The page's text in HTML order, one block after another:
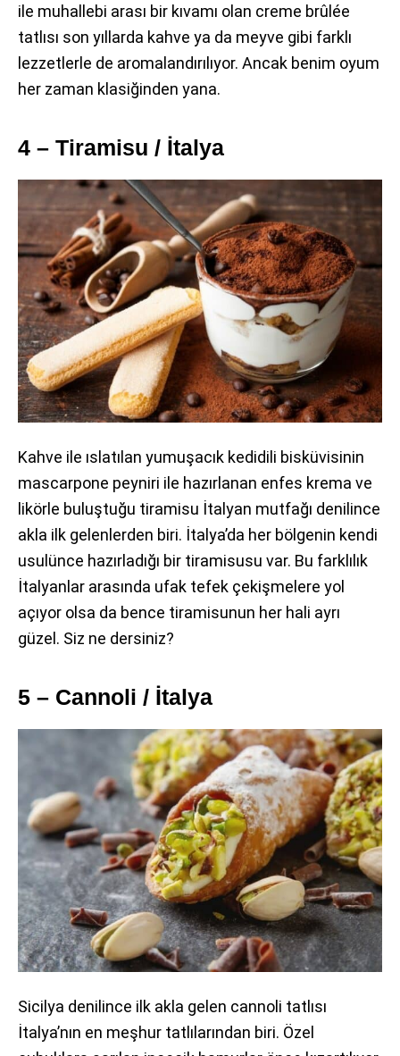
ile muhallebi arası bir kıvamı olan creme brûlée
tatlısı son yıllarda kahve ya da meyve gibi farklı
lezzetlerle de aromalandırılıyor. Ancak benim oyum
her zaman klasiğinden yana.
4 – Tiramisu / İtalya
Kahve ile ıslatılan yumuşacık kedidili bisküvisinin
mascarpone peyniri ile hazırlanan enfes krema ve
likörle buluştuğu tiramisu İtalyan mutfağı denilince
akla ilk gelenlerden biri. İtalya’da her bölgenin kendi
usulünce hazırladığı bir tiramisusu var. Bu farklılık
İtalyanlar arasında ufak tefek çekişmelere yol
açıyor olsa da bence tiramisunun her hali ayrı
güzel. Siz ne dersiniz?
5 – Cannoli / İtalya
Sicilya denilince ilk akla gelen cannoli tatlısı
İtalya’nın en meşhur tatlılarından biri. Özel